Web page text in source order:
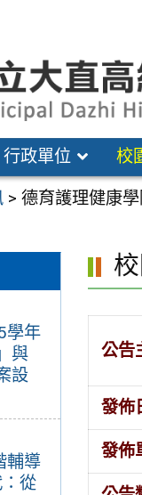
行政單位 校
>德育護理健康
學年
與
設
輔導
從
公告
發佈
發佈